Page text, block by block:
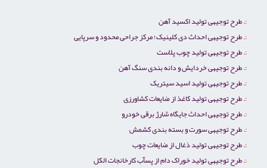
طرح توجیهی تولید اکسید آهن
طرح توجیهی احداث دی کلینیک؛ مرکز جراحی محدود و سرپایی
طرح توجیهی تولید چوب پلاست
طرح توجیهی خردایش و دانه بندی سنگ آهن
طرح توجیهی تولید اسید سیتریک
طرح توجیهی تولید کاغذ از ضایعات کشاورزی
طرح توجیهی احداث جایگاه شارژ برقی خودرو
طرح توجیهی سورت و بسته بندی کشمش
طرح توجیهی تولید ذغال از ضایعات چوب
طرح توجیهی تولید خوراک دام از پسآب کارخانجات الکل